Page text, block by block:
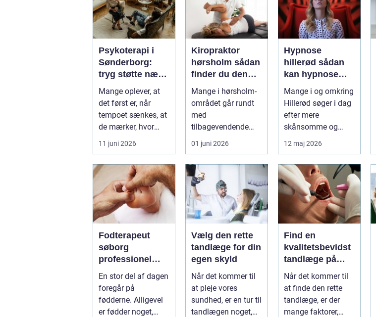
Psykoterapi i
Sønderborg:
tryg støtte nær
dig
Mange oplever, at
det først er, når
tempoet sænkes, at
de mærker, hvor
pres...
11 juni 2026
Kiropraktor
hørsholm sådan
finder du den
rette behandling
i nordsjælland
Mange i hørsholm-
området går rundt
med
tilbagevendende
smerter i ryg, nakke
eller hoved uden at
få d...
01 juni 2026
Hypnose
hillerød sådan
kan hypnose
hjælpe i
hverdagen
Mange i og omkring
Hillerød søger i dag
efter mere
skånsomme og
målrettede måder at
få det bedre på....
12 maj 2026
Fodterapeut
søborg
professionel
hjælp til sunde
fødder i
hverdagen
En stor del af dagen
foregår på
fødderne. Alligevel
er fødder noget,
Vælg den rette
tandlæge for din
egen skyld
Når det kommer til
at pleje vores
sundhed, er en tur til
tandlægen noget,
Find en
kvalitetsbevidst
tandlæge på
Vesterbro
Når det kommer til
at finde den rette
tandlæge, er der
mange faktorer,